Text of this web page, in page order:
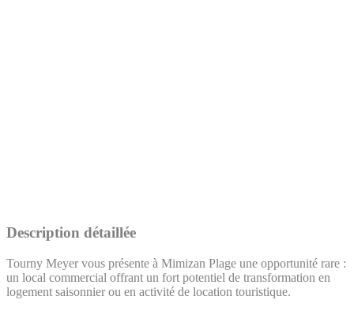
Description détaillée
Tourny Meyer vous présente à Mimizan Plage une opportunité rare :
un local commercial offrant un fort potentiel de transformation en
logement saisonnier ou en activité de location touristique.